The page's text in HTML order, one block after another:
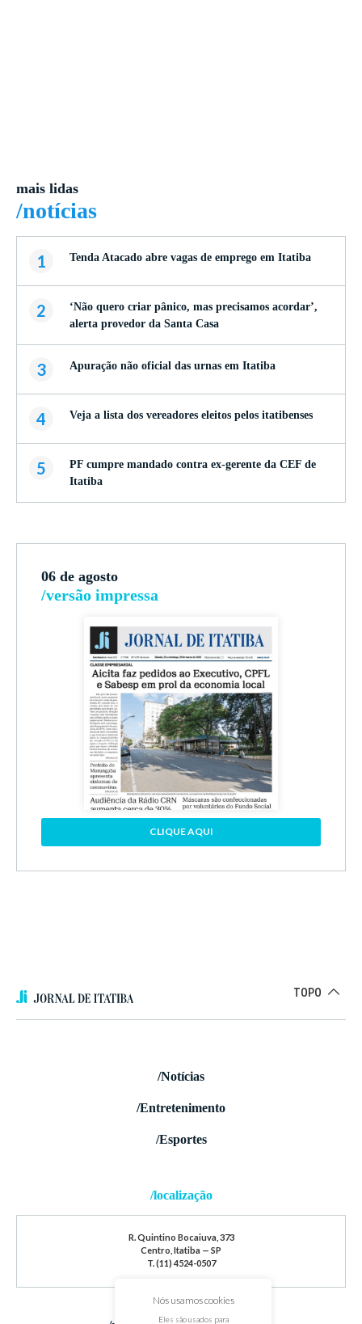
mais lidas
/notícias
1 Tenda Atacado abre vagas de emprego em Itatiba
2
‘Não quero criar pânico, mas precisamos acordar’,
alerta provedor da Santa Casa
3 Apuração não oficial das urnas em Itatiba
4 Veja a lista dos vereadores eleitos pelos itatibenses
5
PF cumpre mandado contra ex-gerente da CEF de
Itatiba
06 de agosto
/versão impressa
CLIQUE AQUI
TOPO
/Notícias
/Entretenimento
/Esportes
/localização
R. Quintino Bocaiuva, 373
Centro, Itatiba — SP
T. (11) 4524-0507
Nós usamos cookies
Eles são usados para